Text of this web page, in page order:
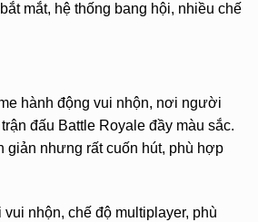
mắt, hệ thống bang hội, nhiều chế
hành động vui nhộn, nơi người
đấu Battle Royale đầy màu sắc.
giản nhưng rất cuốn hút, phù hợp
nhộn, chế độ multiplayer, phù